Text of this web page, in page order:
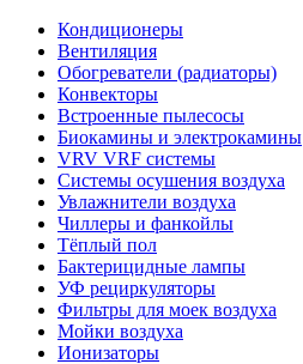
Кондиционеры
Вентиляция
Обогреватели (радиаторы)
Конвекторы
Встроенные пылесосы
Биокамины и электрокамины
VRV VRF системы
Системы осушения воздуха
Увлажнители воздуха
Чиллеры и фанкойлы
Тёплый пол
Бактерицидные лампы
УФ рециркуляторы
Фильтры для моек воздуха
Мойки воздуха
Ионизаторы